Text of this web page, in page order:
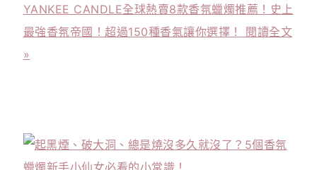
YANKEE CANDLE全球熱賣8款香氛蠟燭推薦！史上
最強香氛帝國！超過150種香氣讓你選擇！
閱讀全文
»